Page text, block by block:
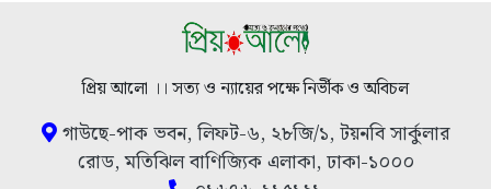
প্রিয় আলো ।। সত্য ও ন্যায়ের পক্ষে নির্ভীক ও অবিচল
গাউছে-পাক ভবন, লিফট-৬, ২৮জি/১, টয়নবি সার্কুলার
রোড, মতিঝিল বাণিজ্যিক এলাকা, ঢাকা-১০০০